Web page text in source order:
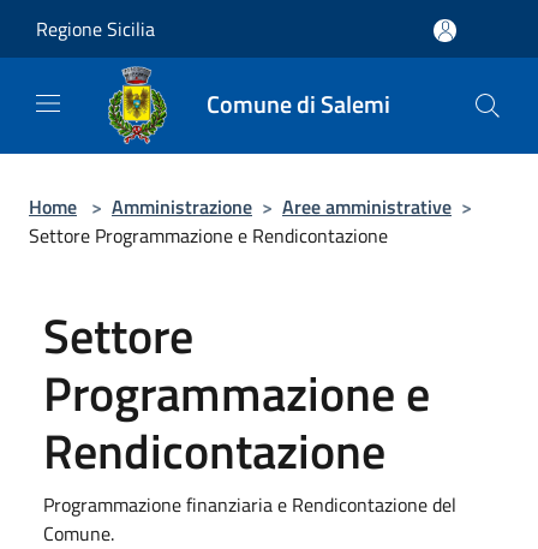
Regione Sicilia
Comune di Salemi
Home > Amministrazione > Aree amministrative >
Settore Programmazione e Rendicontazione
Settore
Programmazione e
Rendicontazione
Programmazione finanziaria e Rendicontazione del
Comune.